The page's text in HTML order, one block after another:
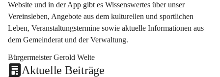
Website und in der App gibt es Wissenswertes über unser
Vereinsleben, Angebote aus dem kulturellen und sportlichen
Leben, Veranstaltungstermine sowie aktuelle Informationen aus
dem Gemeinderat und der Verwaltung.
Bürgermeister Gerold Welte
Aktuelle Beiträge